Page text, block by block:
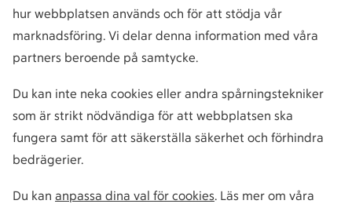
hur webbplatsen används och för att stödja vår
marknadsföring. Vi delar denna information med våra
partners beroende på samtycke.
Du kan inte neka cookies eller andra spårningstekniker
som är strikt nödvändiga för att webbplatsen ska
fungera samt för att säkerställa säkerhet och förhindra
bedrägerier.
Du kan anpassa dina val för cookies. Läs mer om våra